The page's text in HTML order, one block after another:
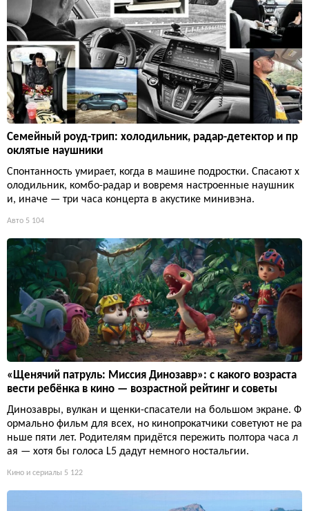
Семейный роуд-трип: холодильник, радар-детектор и пр
оклятые наушники
Спонтанность умирает, когда в машине подростки. Спасают х
олодильник, комбо-радар и вовремя настроенные наушник
и, иначе — три часа концерта в акустике минивэна.
Авто 5 104
«Щенячий патруль: Миссия Динозавр»: с какого возраста
вести ребёнка в кино — возрастной рейтинг и советы
Динозавры, вулкан и щенки-спасатели на большом экране. Ф
ормально фильм для всех, но кинопрокатчики советуют не ра
ньше пяти лет. Родителям придётся пережить полтора часа л
ая — хотя бы голоса L5 дадут немного ностальгии.
Кино и сериалы 5 122